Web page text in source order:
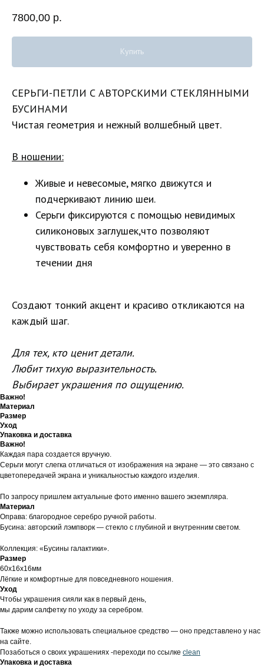
7800,00 р.
Купить
СЕРЬГИ-ПЕТЛИ С АВТОРСКИМИ СТЕКЛЯННЫМИ
БУСИНАМИ
Чистая геометрия и нежный волшебный цвет.
В ношении:
Живые и невесомые, мягко движутся и
подчеркивают линию шеи.
Серьги фиксируются с помощью невидимых
силиконовых заглушек,что позволяют
чувствовать себя комфортно и уверенно в
течении дня
Создают тонкий акцент и красиво откликаются на
каждый шаг.
Для тех, кто ценит детали.
Любит тихую выразительность.
Выбирает украшения по ощущению.
Важно!
Материал
Размер
Уход
Упаковка и доставка
Важно!
Каждая пара создается вручную.
Серьги могут слегка отличаться от изображения на экране — это связано с
цветопередачей экрана и уникальностью каждого изделия.
По запросу пришлем актуальные фото именно вашего экземпляра.
Материал
Оправа: благородное серебро ручной работы.
Бусина: авторский лэмпворк — стекло с глубиной и внутренним светом.
Коллекция: «Бусины галактики».
Размер
60х16х16мм
Лёгкие и комфортные для повседневного ношения.
Уход
Чтобы украшения сияли как в первый день,
мы дарим салфетку по уходу за серебром.
Также можно использовать специальное средство — оно представлено у нас
на сайте.
Позаботься о своих украшениях -переходи по ссылке clean
Упаковка и доставка